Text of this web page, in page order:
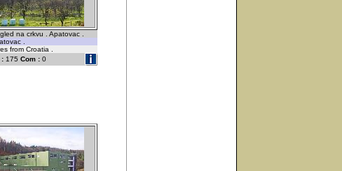
na crkvu . Apatovac .
.
from Croatia .
: 175 Com : 0